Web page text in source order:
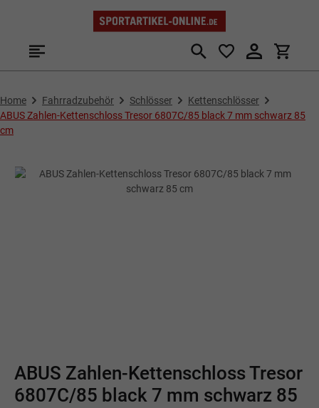
Zum Hauptinhalt springen
Home Fahrradzubehör Schlösser
Kettenschlösser
ABUS Zahlen-Kettenschloss Tresor 6807C/85 black 7 mm schwarz 85
cm
ABUS Zahlen-Kettenschloss Tresor
6807C/85 black 7 mm schwarz 85